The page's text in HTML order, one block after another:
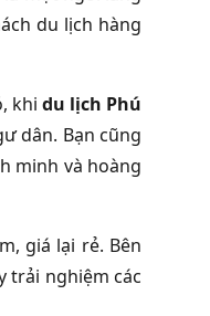
du lịch hàng
khi du lịch Phú
dân. Bạn cũng
minh và hoàng
giá lại rẻ. Bên
trải nghiệm các